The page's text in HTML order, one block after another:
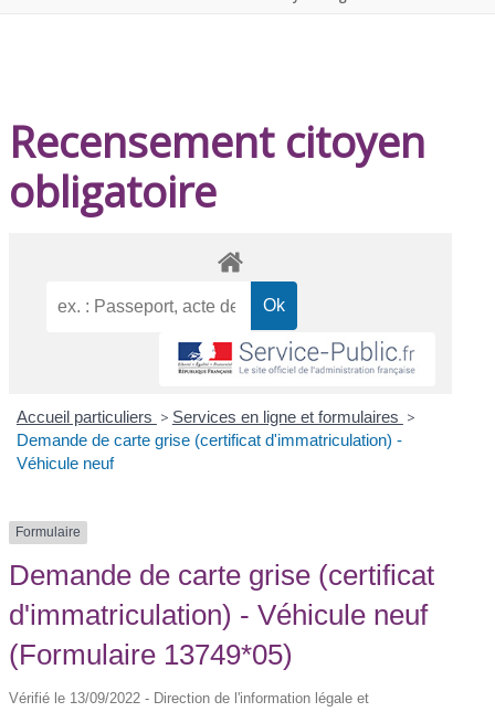
Recensement citoyen
obligatoire
Accueil particuliers > Services en ligne et formulaires >
Demande de carte grise (certificat d'immatriculation) -
Véhicule neuf
Formulaire
Demande de carte grise (certificat
d'immatriculation) - Véhicule neuf
(Formulaire 13749*05)
Vérifié le 13/09/2022 - Direction de l'information légale et